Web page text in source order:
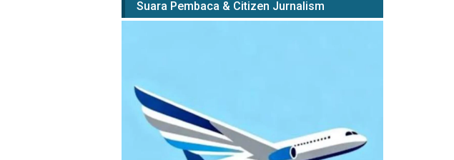
Suara Pembaca & Citizen Jurnalism